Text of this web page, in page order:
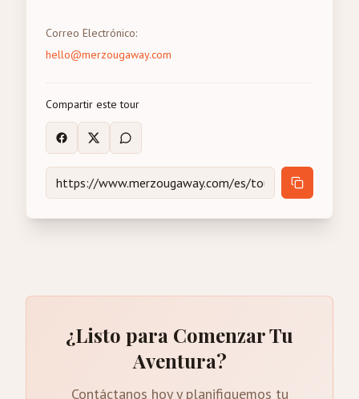
Correo Electrónico:
hello@merzougaway.com
Compartir este tour
¿Listo para Comenzar Tu
Aventura?
Contáctanos hoy y planifiquemos tu